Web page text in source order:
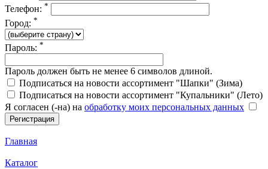
Телефон: *
Город: *
Пароль: *
Пароль должен быть не менее 6 символов длиной.
Подписаться на новости ассортимент "Шапки" (Зима)
Подписаться на новости ассортимент "Купальники" (Лето)
Я согласен (-на) на обработку моих персональных данных
Главная
Каталог